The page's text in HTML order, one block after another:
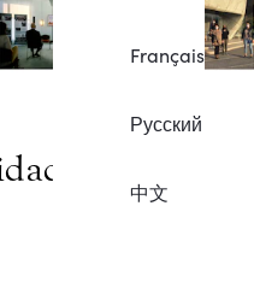
Français
Русский
中文
y de